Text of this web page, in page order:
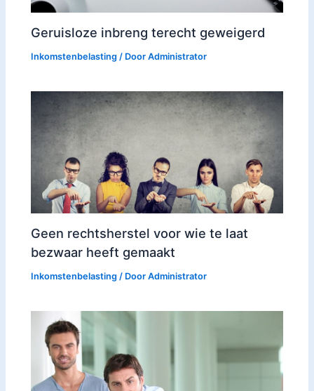
Geruisloze inbreng terecht geweigerd
Inkomstenbelasting / DoorAdministrator
Geen rechtsherstel voor wie te laat
bezwaar heeft gemaakt
Inkomstenbelasting / DoorAdministrator